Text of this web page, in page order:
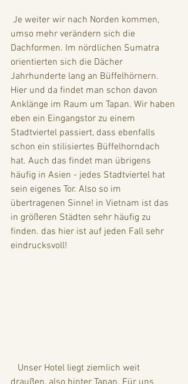
umso mehr verändern sich die
Dachformen. Im nördlichen Sumatra
orientierten sich die Dächer
Jahrhunderte lang an Büffelhörnern.
Hier und da findet man schon davon
Anklänge im Raum um Tapan. Wir haben
eben ein Eingangstor zu einem
Stadtviertel passiert, dass ebenfalls
schon ein stilisiertes Büffelhorndach
hat. Auch das findet man übrigens
häufig in Asien - jedes Stadtviertel hat
sein eigenes Tor. Also so im
übertragenen Sinne! in Vietnam ist das
in größeren Städten sehr häufig zu
finden. das hier ist auf jeden Fall sehr
eindrucksvoll!